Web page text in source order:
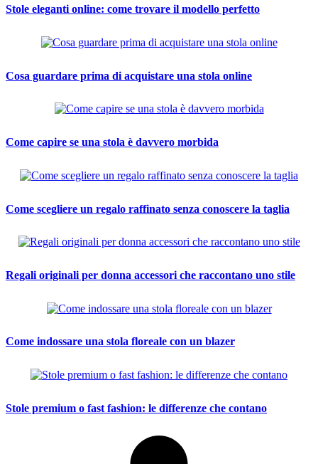
Stole eleganti online: come trovare il modello perfetto
Cosa guardare prima di acquistare una stola online
Come capire se una stola è davvero morbida
Come scegliere un regalo raffinato senza conoscere la taglia
Regali originali per donna accessori che raccontano uno stile
Come indossare una stola floreale con un blazer
Stole premium o fast fashion: le differenze che contano